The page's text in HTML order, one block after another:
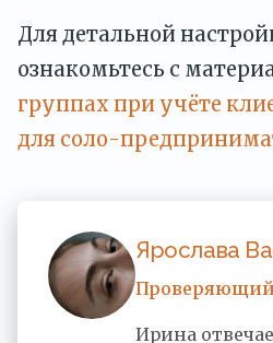
Для детальной
ознакомьтесь с
группах при учёте
для соло-
Ярослава
Ирина